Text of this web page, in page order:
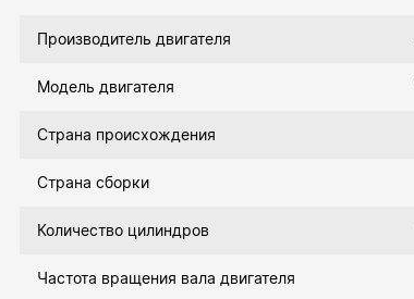
Производитель двигателя
Модель двигателя
Страна происхождения
Страна сборки
Количество цилиндров
Частота вращения вала двигателя